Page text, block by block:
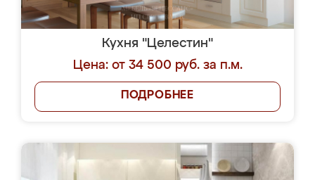
Кухня "Целестин"
Цена: от 34 500 руб. за п.м.
ПОДРОБНЕЕ